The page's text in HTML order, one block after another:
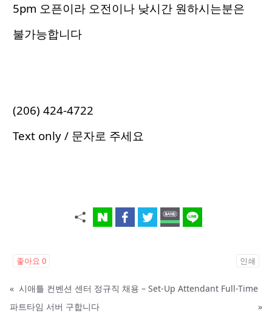
5pm 오픈이라 오전이나 낮시간 원하시는분은
불가능합니다
(206) 424-4722
Text only / 문자로 주세요
좋아요 0 인쇄
« 시애틀 컨벤션 센터 정규직 채용 – Set-Up Attendant Full-Time
파트타임 서버 구합니다
»